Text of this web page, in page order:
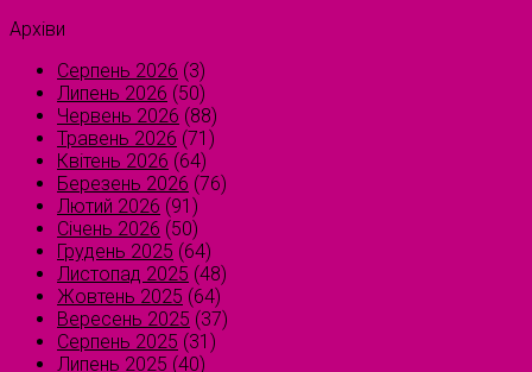
Архіви
Серпень 2026 (3)
Липень 2026 (50)
Червень 2026 (88)
Травень 2026 (71)
Квітень 2026 (64)
Березень 2026 (76)
Лютий 2026 (91)
Січень 2026 (50)
Грудень 2025 (64)
Листопад 2025 (48)
Жовтень 2025 (64)
Вересень 2025 (37)
Серпень 2025 (31)
Липень 2025 (40)